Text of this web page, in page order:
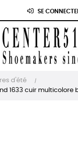
SE
d'été
1633 cuir multicolore